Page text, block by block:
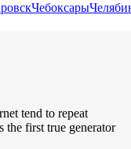
Чебоксары
tend to repeat
the first true generator